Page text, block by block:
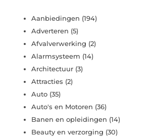
Aanbiedingen (194)
Adverteren (5)
Afvalverwerking (2)
Alarmsysteem (14)
Architectuur (3)
Attracties (2)
Auto (35)
Auto's en Motoren (36)
Banen en opleidingen (14)
Beauty en verzorging (30)